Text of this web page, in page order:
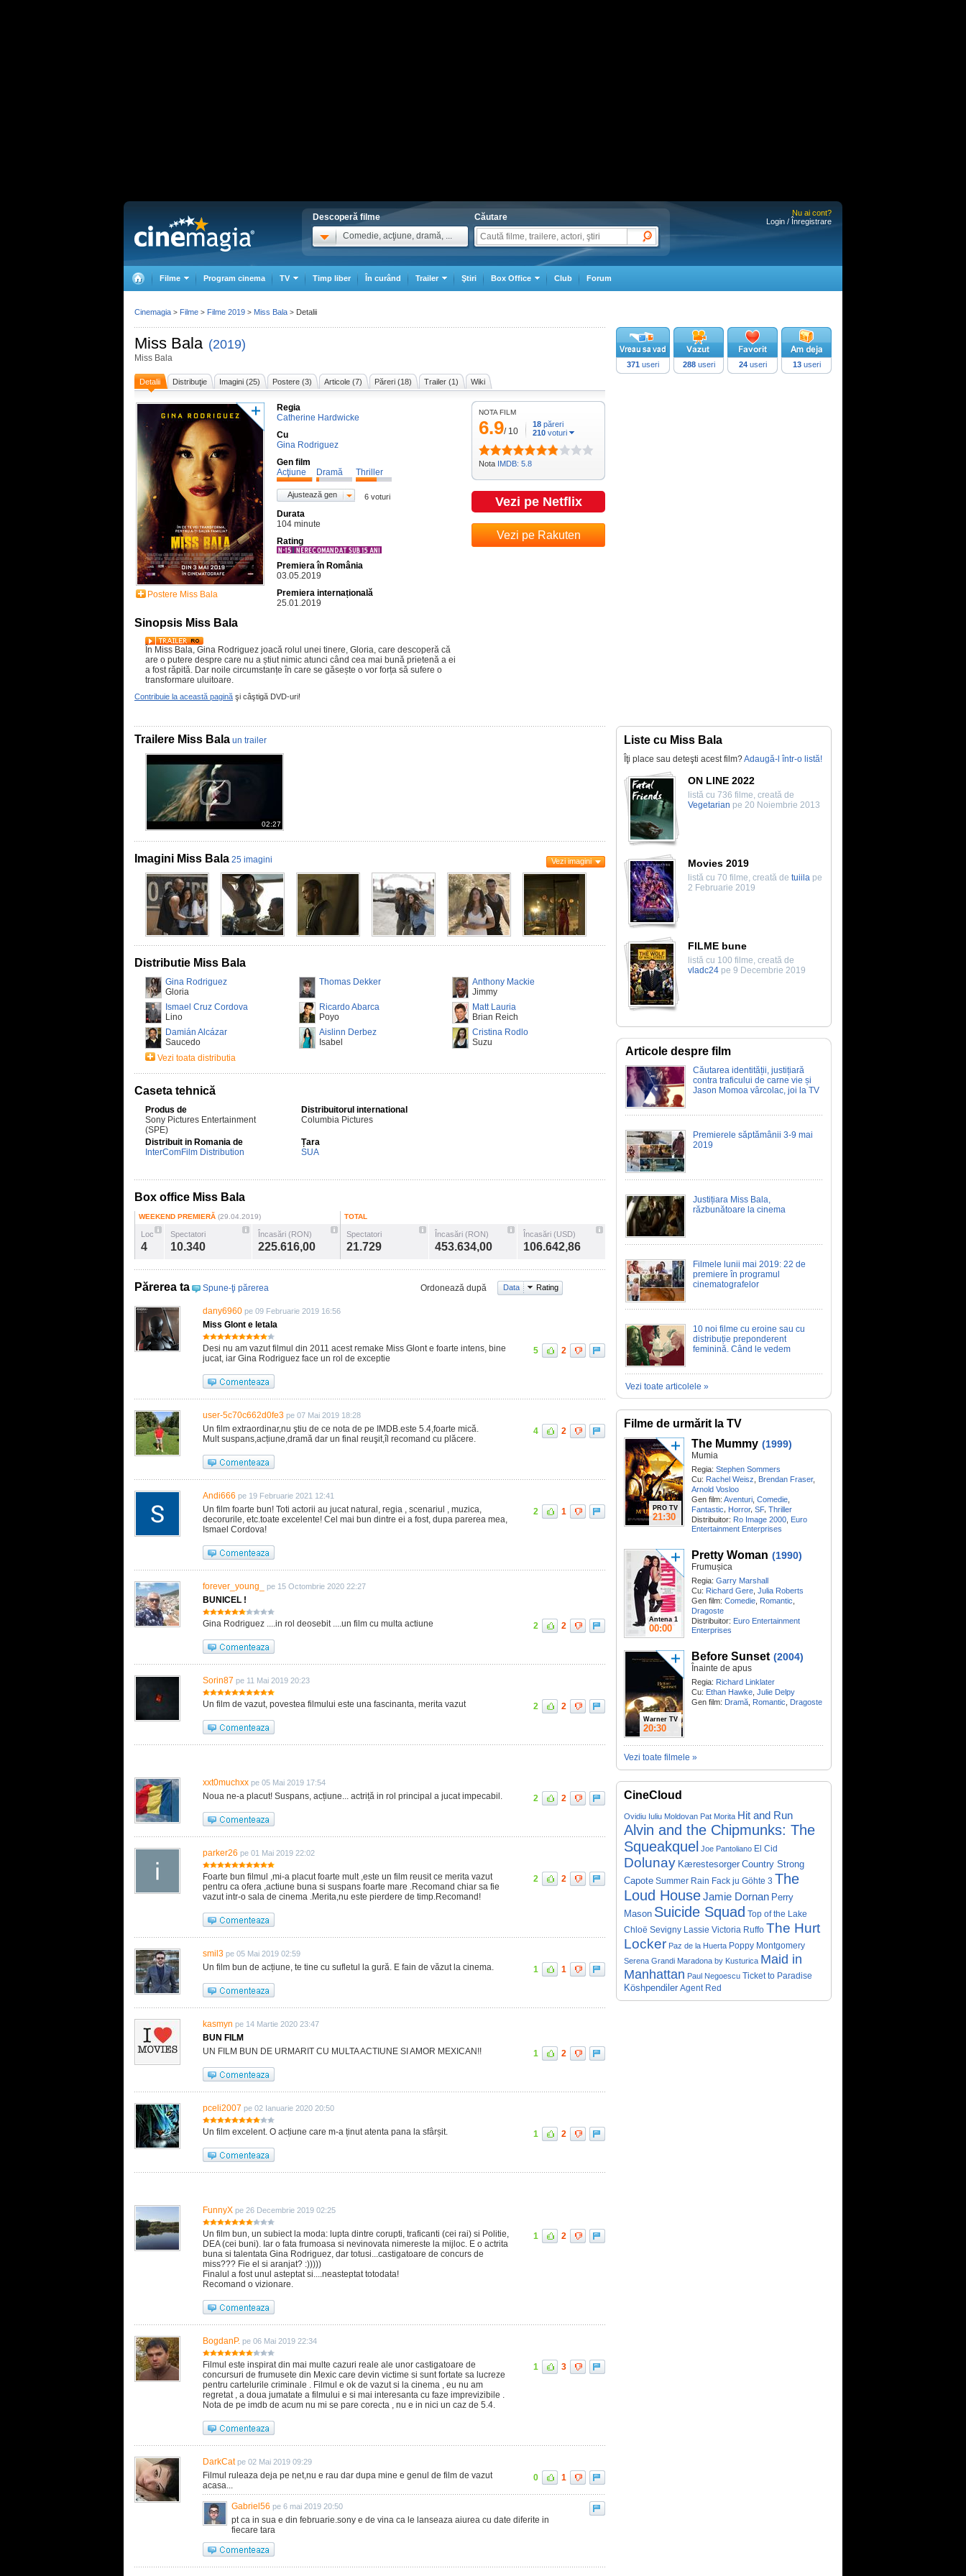
Descoperă filme
Comedie, acţiune, dramă, ...
Căutare
Nu ai cont?
Login / Înregistrare
Filme Program cinema TV Timp liber În curând Trailer Ştiri Box Office Club Forum
Miss Bala (2019)
Miss Bala
Detalii Distribuţie Imagini (25) Postere (3) Articole (7) Păreri (18) Trailer (1) Wiki
Postere Miss Bala
Regia
Catherine Hardwicke
Cu
Gina Rodriguez
Gen film
Acţiune
Dramă Thriller
Ajustează gen 6 voturi
Durata
104 minute
Rating
Premiera în România
03.05.2019
Premiera internațională
25.01.2019
Sinopsis Miss Bala
În Miss Bala, Gina Rodriguez joacă rolul unei tinere, Gloria, care descoperă că
are o putere despre care nu a știut nimic atunci când cea mai bună prietenă a ei
a fost răpită. Dar noile circumstanțe în care se găsește o vor forța să sufere o
transformare uluitoare.
Contribuie la această pagină şi câştigă DVD-uri!
NOTA FILM
6.9/ 10
18 păreri
210 voturi
Nota IMDB: 5.8
Vezi pe Netflix
Vezi pe Rakuten
371 useri 288useri 24useri 13useri
Trailere Miss Bala un trailer
02:27
Imagini Miss Bala 25 imagini Vezi imagini
Distributie Miss Bala
Gina Rodriguez
Gloria
Thomas Dekker
Anthony Mackie
Jimmy
Ismael Cruz Cordova
Lino
Ricardo Abarca
Poyo
Matt Lauria
Brian Reich
Damián Alcázar
Saucedo
Aislinn Derbez
Isabel
Cristina Rodlo
Suzu
Vezi toata distributia
Caseta tehnică
Produs de
Sony Pictures Entertainment
(SPE)
Distribuitorul international
Columbia Pictures
Distribuit in Romania de
InterComFilm Distribution
Țara
SUA
Box office Miss Bala
WEEKEND PREMIERĂ (29.04.2019)
Loc
4
Spectatori
10.340
Încasări (RON)
225.616,00
TOTAL
Spectatori
21.729
Încasări (RON)
453.634,00
Încasări (USD)
106.642,86
Părerea ta Spune-ţi părerea Ordonează după Data Rating
dany6960 pe 09 Februarie 2019 16:56
Miss Glont e letala
Desi nu am vazut filmul din 2011 acest remake Miss Glont e foarte intens, bine
jucat, iar Gina Rodriguez face un rol de exceptie
5 2
user-5c70c662d0fe3 pe 07 Mai 2019 18:28
Un film extraordinar,nu ştiu de ce nota de pe IMDB.este 5.4,foarte mică.
Mult suspans,acțiune,dramă dar un final reuşit,îl recomand cu plăcere.
4 2
Andi666 pe 19 Februarie 2021 12:41
Un film foarte bun! Toti actorii au jucat natural, regia , scenariul , muzica,
decorurile, etc.toate excelente! Cel mai bun dintre ei a fost, dupa parerea mea,
Ismael Cordova!
2 1
forever_young_ pe 15 Octombrie 2020 22:27
BUNICEL !
Gina Rodriguez ....in rol deosebit ....un film cu multa actiune 2 2
Sorin87 pe 11 Mai 2019 20:23
Un film de vazut, povestea filmului este una fascinanta, merita vazut 2 2
xxt0muchxx pe 05 Mai 2019 17:54
Noua ne-a placut! Suspans, acțiune... actriță in rol principal a jucat impecabil. 2 2
parker26 pe 01 Mai 2019 22:02
Foarte bun filmul ,mi-a placut foarte mult ,este un film reusit ce merita vazut
pentru ca ofera ,actiune buna si suspans foarte mare .Recomand chiar sa fie
vazut intr-o sala de cinema .Merita,nu este pierdere de timp.Recomand!
2 2
smil3 pe 05 Mai 2019 02:59
Un film bun de acțiune, te tine cu sufletul la gură. E fain de văzut la cinema. 1 1
kasmyn pe 14 Martie 2020 23:47
BUN FILM
UN FILM BUN DE URMARIT CU MULTA ACTIUNE SI AMOR MEXICAN!!
1 2
pceli2007 pe 02 Ianuarie 2020 20:50
Un film excelent. O acțiune care m-a ținut atenta pana la sfârșit. 1 2
FunnyX pe 26 Decembrie 2019 02:25
Un film bun, un subiect la moda: lupta dintre corupti, traficanti (cei rai) si Politie,
DEA (cei buni). Iar o fata frumoasa si nevinovata nimereste la mijloc. E o actrita
buna si talentata Gina Rodriguez, dar totusi...castigatoare de concurs de
miss??? Fie el si aranjat? :)))))
Finalul a fost unul asteptat si....neasteptat totodata!
Recomand o vizionare.
1 2
BogdanP. pe 06 Mai 2019 22:34
Filmul este inspirat din mai multe cazuri reale ale unor castigatoare de
concursuri de frumusete din Mexic care devin victime si sunt fortate sa lucreze
pentru cartelurile criminale . Filmul e ok de vazut si la cinema , eu nu am
regretat , a doua jumatate a filmului e si mai interesanta cu faze imprevizibile .
Nota de pe imdb de acum nu mi se pare corecta , nu e in nici un caz de 5.4.
1 3
DarkCat pe 02 Mai 2019 09:29
Filmul ruleaza deja pe net,nu e rau dar dupa mine e genul de film de vazut
acasa...
0 1
Gabriel56 pe 6 mai 2019 20:50
pt ca in sua e din februarie.sony e de vina ca le lanseaza aiurea cu date diferite in
fiecare tara
Liste cu Miss Bala
Îţi place sau deteşti acest film?Adaugă-l într-o listă!
ON LINE 2022
listă cu 736 filme, creată de
Vegetarian pe 20 Noiembrie 2013
Movies 2019
listă cu 70 filme, creată de tuiila pe
2 Februarie 2019
FILME bune
listă cu 100 filme, creată de
vladc24 pe 9 Decembrie 2019
Articole despre film
Căutarea identității, justițiară
contra traficului de carne vie și
Jason Momoa vârcolac, joi la TV
Premierele săptămânii 3-9 mai
2019
Justițiara Miss Bala,
răzbunătoare la cinema
Filmele lunii mai 2019: 22 de
premiere în programul
cinematografelor
10 noi filme cu eroine sau cu
distribuție preponderent
feminină. Când le vedem
Vezi toate articolele »
Filme de urmărit la TV
PRO TV
21:30
The Mummy (1999)
Mumia
Regia: Stephen Sommers
Cu: Rachel Weisz Brendan Fraser,
Arnold Vosloo
Gen film: Aventuri Comedie
Fantastic, Horror, SF, Thriller
Distribuitor: Ro Image 2000 Euro
Entertainment Enterprises
Antena 1
00:00
Pretty Woman (1990)
Frumușica
Regia: Garry Marshall
Cu: Richard Gere Julia Roberts
Gen film: Comedie Romantic
Dragoste
Distribuitor: Euro Entertainment
Enterprises
Warner TV
20:30
Before Sunset (2004)
Înainte de apus
Regia: Richard Linklater
Cu: Ethan Hawke Julie Delpy
Gen film: Dramă Romantic Dragoste
Vezi toate filmele »
CineCloud
Ovidiu Iuliu Moldovan Pat Morita Hit and Run
Alvin and the Chipmunks: The
Squeakquel Joe Pantoliano El Cid
Dolunay Kærestesorger Country Strong
Capote Summer Rain Fack ju Göhte 3 The
Loud HouseJamie Dornan Perry
Mason Suicide Squad Top of the Lake
Chloë Sevigny
Lassie Victoria Ruffo The Hurt
Locker Paz de la Huerta Poppy Montgomery
Serena Grandi Maradona by Kusturica Maid in
Manhattan Paul Negoescu Ticket to Paradise
Köshpendiler Agent Red
Cinemagia > Filme > Filme 2019 > Miss Bala > Detalii